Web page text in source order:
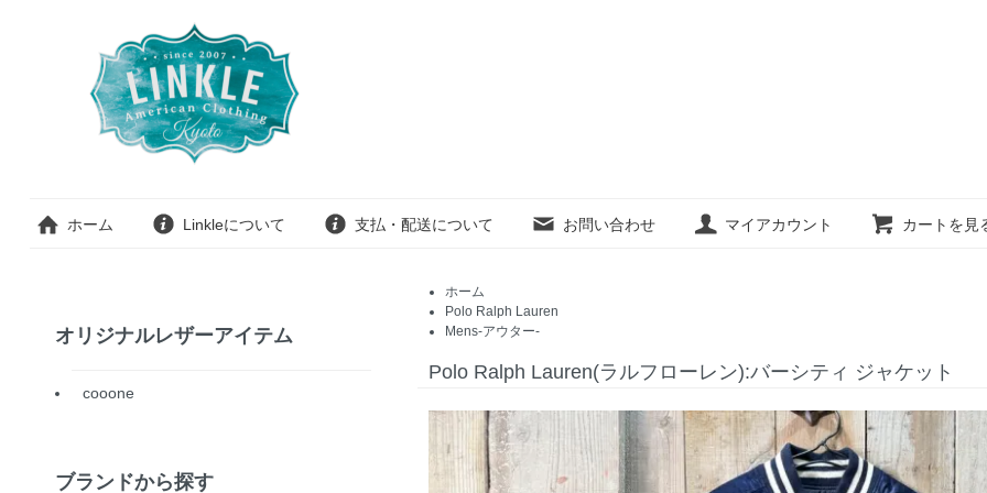
ホーム Linkleについて 支払・配送について お問い合わせ マイアカウント カートを見
ホーム
Polo Ralph Lauren
Mens-アウター-
Polo Ralph Lauren(ラルフローレン):バーシティ ジャケット
オリジナルレザーアイテム
cooone
ブランドから探す